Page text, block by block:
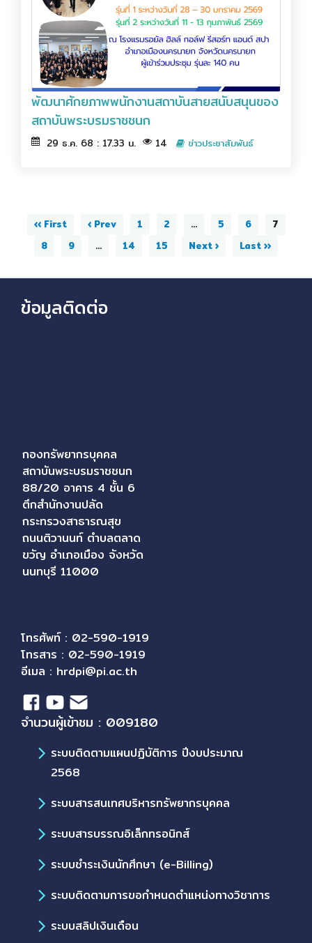
พัฒนาศักยภาพพนักงานสถาบันสายสนับสนุนของ
สถาบันพระบรมราชชนก
29 ธ.ค. 68 : 17.33 น. 14 ข่าวประชาสัมพันธ์
‹‹ First ‹ Prev 1 2 ... 5 6
7
8
9 ... 14 15 Next › Last ››
ข้อมูลติดต่อ
กองทรัพยากรบุคคล
สถาบันพระบรมราชชนก
88/20 อาคาร 4 ชั้น 6
ตึกสำนักงานปลัด
กระทรวงสาธารณสุข
ถนนติวานนท์ ตำบลตลาด
ขวัญ อำเภอเมือง จังหวัด
นนทบุรี 11000
โทรศัพท์ : 02-590-1919
โทรสาร : 02-590-1919
อีเมล : hrdpi@pi.ac.th
จำนวนผู้เข้าชม : 009180
ระบบติดตามแผนปฏิบัติการ ปีงบประมาณ
2568
ระบบสารสนเทศบริหารทรัพยากรบุคคล
ระบบสารบรรณอิเล็กทรอนิกส์
ระบบชำระเงินนักศึกษา (e-Billing)
ระบบติดตามการขอกำหนดตำแหน่งทางวิชาการ
ระบบสลิปเงินเดือน